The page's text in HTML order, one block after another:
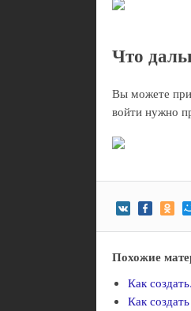
Что
Вы можете
войти нужно
Похожие
Как
Как